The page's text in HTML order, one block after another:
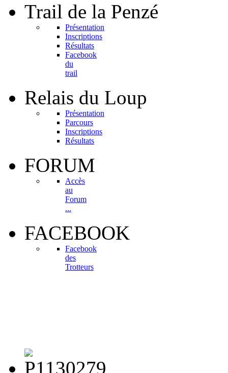
Trail de la Penzé
Présentation
Inscriptions
Résultats
Facebook
du
trail
Relais du Loup
Présentation
Parcours
Inscriptions
Résultats
FORUM
Accès
au
Forum
...
FACEBOOK
Facebook
des
Trotteurs